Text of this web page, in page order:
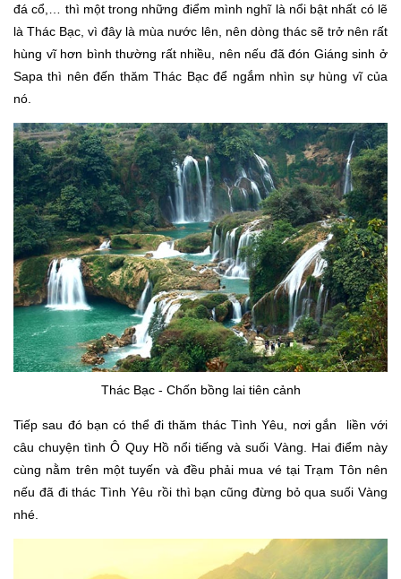
đá cổ,… thì một trong những điểm mình nghĩ là nổi bật nhất có lẽ
là Thác Bạc, vì đây là mùa nước lên, nên dòng thác sẽ trở nên rất
hùng vĩ hơn bình thường rất nhiều, nên nếu đã đón Giáng sinh ở
Sapa thì nên đến thăm Thác Bạc để ngắm nhìn sự hùng vĩ của
nó.
Thác Bạc - Chốn bồng lai tiên cảnh
Tiếp sau đó bạn có thể đi thăm thác Tình Yêu, nơi gắn liền với
câu chuyện tình Ô Quy Hồ nổi tiếng và suối Vàng. Hai điểm này
cùng nằm trên một tuyến và đều phải mua vé tại Trạm Tôn nên
nếu đã đi thác Tình Yêu rồi thì bạn cũng đừng bỏ qua suối Vàng
nhé.